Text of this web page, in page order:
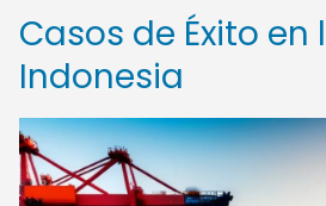
Casos de Éxito
Indonesia